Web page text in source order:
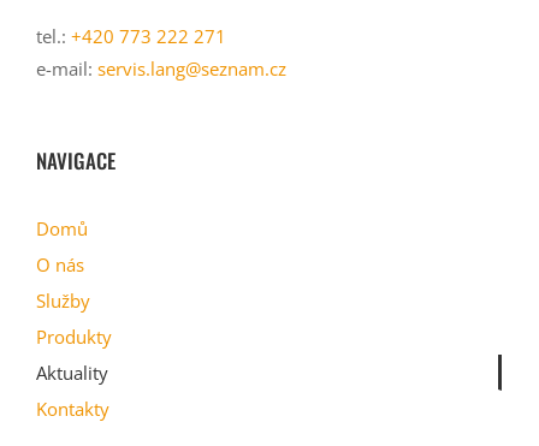
tel.: +420 773 222 271
e-mail: servis.lang@seznam.cz
NAVIGACE
Domů
O nás
Služby
Produkty
Aktuality
Kontakty